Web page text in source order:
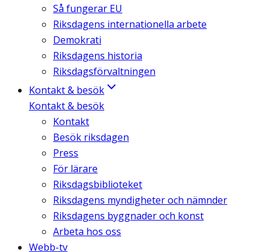
Så fungerar EU
Riksdagens internationella arbete
Demokrati
Riksdagens historia
Riksdagsförvaltningen
Kontakt & besök
Kontakt & besök
Kontakt
Besök riksdagen
Press
För lärare
Riksdagsbiblioteket
Riksdagens myndigheter och nämnder
Riksdagens byggnader och konst
Arbeta hos oss
Webb-tv